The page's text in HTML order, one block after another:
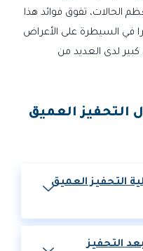
الحالات، تفوق فوائد هذا
في السيطرة على الأعراض
لدى العديد من
التحفيز العميق
التحفيز العميق
التحفيز